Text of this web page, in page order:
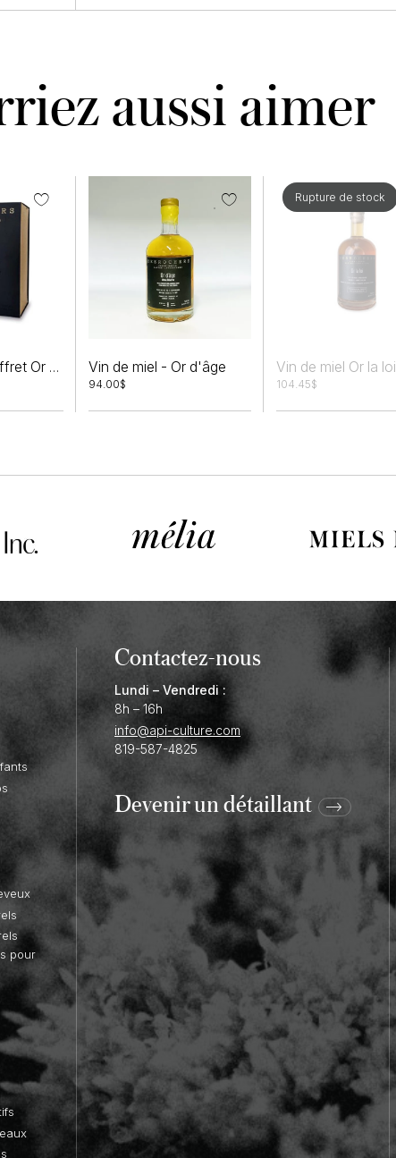
aussi aimer
Vins de miel Coffret Or Pair Vin de miel - Or d'âge
94.00$
Rupture de stock
Vin de miel Or la loi
104.45$
pour
Contactez-nous
Lundi – Vendredi :
8h – 16h
info@api-culture.com
819-587-4825
Devenir undétaillant